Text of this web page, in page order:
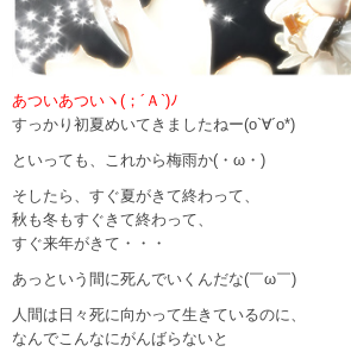
あついあついヽ(；´Ａ`)ﾉ
すっかり初夏めいてきましたねー(o`∀´o*)
といっても、これから梅雨か(・ω・)
そしたら、すぐ夏がきて終わって、
秋も冬もすぐきて終わって、
すぐ来年がきて・・・
あっという間に死んでいくんだな(￣ω￣)
人間は日々死に向かって生きているのに、
なんでこんなにがんばらないと